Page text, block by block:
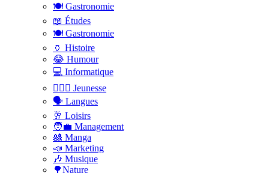
🍽️ Gastronomie
📖 Études
🍽️ Gastronomie
🏺 Histoire
😂 Humour
💻 Informatique
🤸🏽‍♀️ Jeunesse
🗣 Langues
🥂 Loisirs
🧑‍💼 Management
🎎 Manga
📣 Marketing
🎶 Musique
🌳Nature